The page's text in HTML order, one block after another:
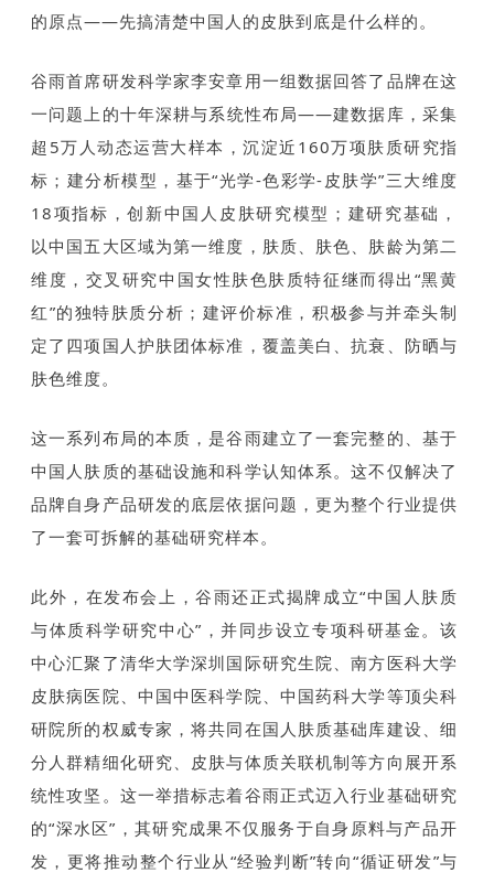
的原点——先搞清楚中国人的皮肤到底是什么样的。
谷雨首席研发科学家李安章用一组数据回答了品牌在这
一问题上的十年深耕与系统性布局——建数据库，采集
超5万人动态运营大样本，沉淀近160万项肤质研究指
标；建分析模型，基于“光学-色彩学-皮肤学”三大维度
18项指标，创新中国人皮肤研究模型；建研究基础，
以中国五大区域为第一维度，肤质、肤色、肤龄为第二
维度，交叉研究中国女性肤色肤质特征继而得出“黑黄
红”的独特肤质分析；建评价标准，积极参与并牵头制
定了四项国人护肤团体标准，覆盖美白、抗衰、防晒与
肤色维度。
这一系列布局的本质，是谷雨建立了一套完整的、基于
中国人肤质的基础设施和科学认知体系。这不仅解决了
品牌自身产品研发的底层依据问题，更为整个行业提供
了一套可拆解的基础研究样本。
此外，在发布会上，谷雨还正式揭牌成立“中国人肤质
与体质科学研究中心”，并同步设立专项科研基金。该
中心汇聚了清华大学深圳国际研究生院、南方医科大学
皮肤病医院、中国中医科学院、中国药科大学等顶尖科
研院所的权威专家，将共同在国人肤质基础库建设、细
分人群精细化研究、皮肤与体质关联机制等方向展开系
统性攻坚。这一举措标志着谷雨正式迈入行业基础研究
的“深水区”，其研究成果不仅服务于自身原料与产品开
发，更将推动整个行业从“经验判断”转向“循证研发”与